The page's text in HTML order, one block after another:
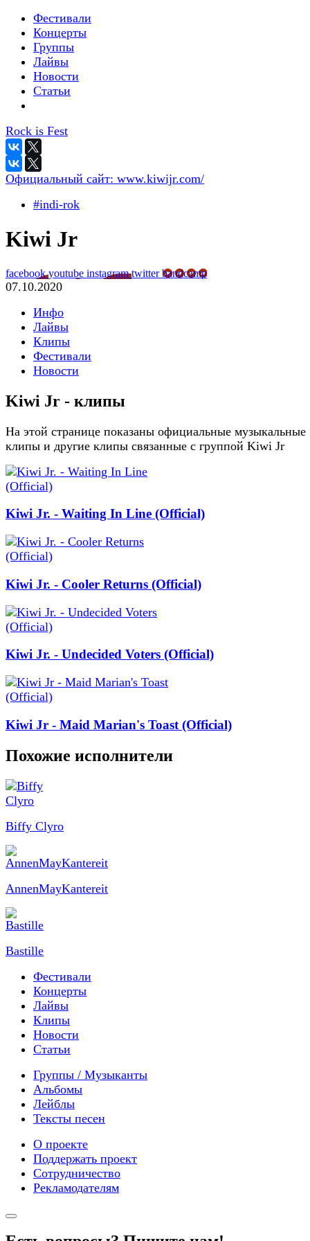
Фестивали
Концерты
Группы
Лайвы
Новости
Статьи
Rock is Fest
Официальный сайт: www.kiwijr.com/
#indi-rok
Kiwi Jr
facebookyoutube instagramtwitterbandcamp
07.10.2020
Инфо
Лайвы
Клипы
Фестивали
Новости
Kiwi Jr - клипы
На этой странице показаны официальные музыкальные
клипы и другие клипы связанные с группой Kiwi Jr
Kiwi Jr. - Waiting In Line (Official)
Kiwi Jr. - Cooler Returns (Official)
Kiwi Jr. - Undecided Voters (Official)
Kiwi Jr - Maid Marian's Toast (Official)
Похожие исполнители
Biffy Clyro
AnnenMayKantereit
Bastille
Фестивали
Концерты
Лайвы
Клипы
Новости
Статьи
Группы / Музыканты
Альбомы
Лейблы
Тексты песен
О проекте
Поддержать проект
Сотрудничество
Рекламодателям